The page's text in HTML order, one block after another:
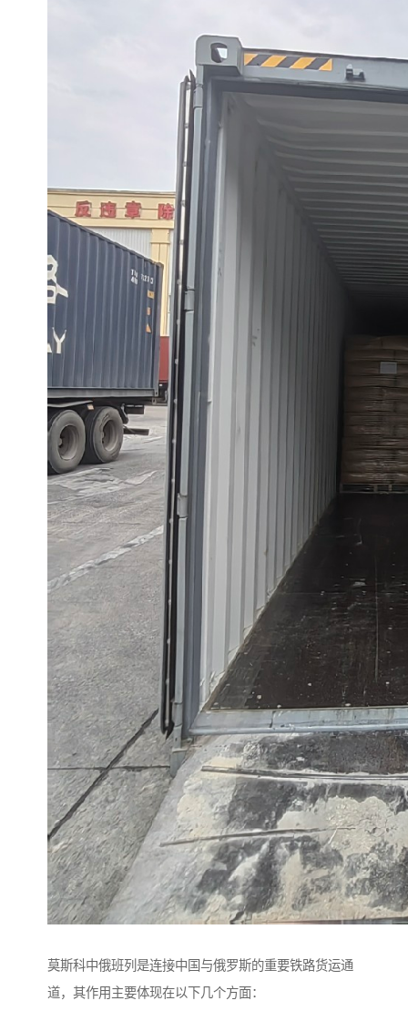
莫斯科中俄班列是连接中国与俄罗斯的重要铁路货运通
道，其作用主要体现在以下几个方面：